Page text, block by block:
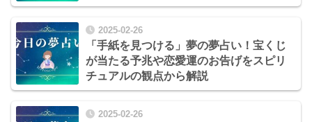
2025-02-26
「手紙を見つける」夢の夢占い！宝くじ
が当たる予兆や恋愛運のお告げをスピリ
チュアルの観点から解説
2025-02-26